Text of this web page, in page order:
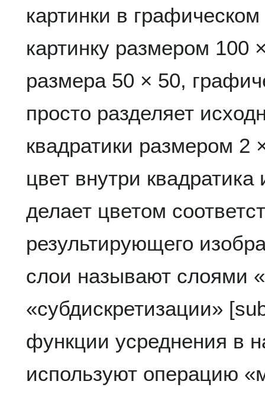
картинки в
картинку размером 100
размера 50 × 50,
просто разделяет
квадратики размером 2
цвет внутри
делает цветом
результирующего
слои называют слоями
«субдискретизации»
функции усреднения в
используют операцию